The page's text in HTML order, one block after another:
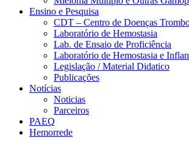
Ensino e Pesquisa
CDT – Centro de Doenças
Laboratório de Hemostasia
Lab. de Ensaio de Proficiência
Laboratório de Hemostasia e
Legislação / Material Didatico
Publicações
Notícias
Noticias
Parceiros
PAEQ
Hemorrede